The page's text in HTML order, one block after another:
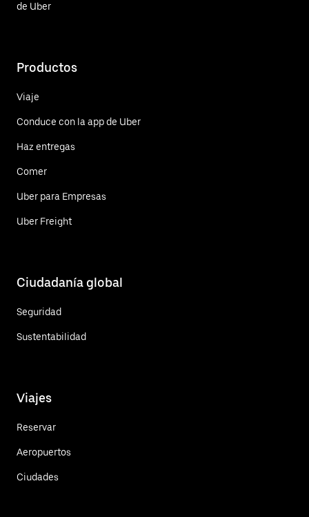
de Uber
Productos
Viaje
Conduce con la app de Uber
Haz entregas
Comer
Uber para Empresas
Uber Freight
Ciudadanía global
Seguridad
Sustentabilidad
Viajes
Reservar
Aeropuertos
Ciudades